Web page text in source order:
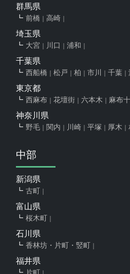
群馬県
前橋 高崎
埼玉県
大宮 川口 浦和
千葉県
西船橋 松戸 柏 市川 千葉
東京都
西麻布 花壇街 六本木 麻布
神奈川県
野毛 関内 川崎 平塚 厚木
中部
新潟県
古町
富山県
桜木町
石川県
香林坊・片町・竪町
福井県